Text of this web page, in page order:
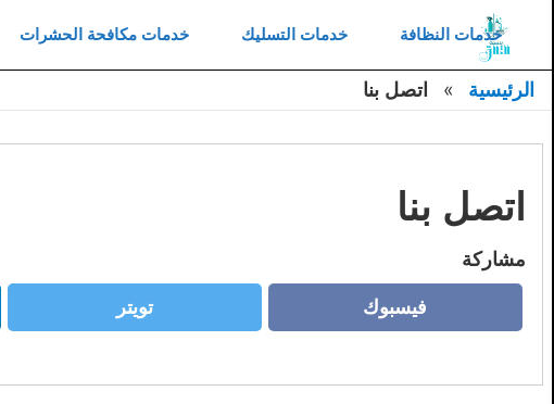
خدمات النظافة خدمات التسليك خدمات مكافحة الحشرات
خدمات النظافة
خدمات العزل
خدمات النقل
خدمات تركيب طارد حمام
اتصل بنا
الرئيسية اتصل بنا
اتصل بنا
مشاركة
فيسبوك
فيسبوك
تويتر
تويتر